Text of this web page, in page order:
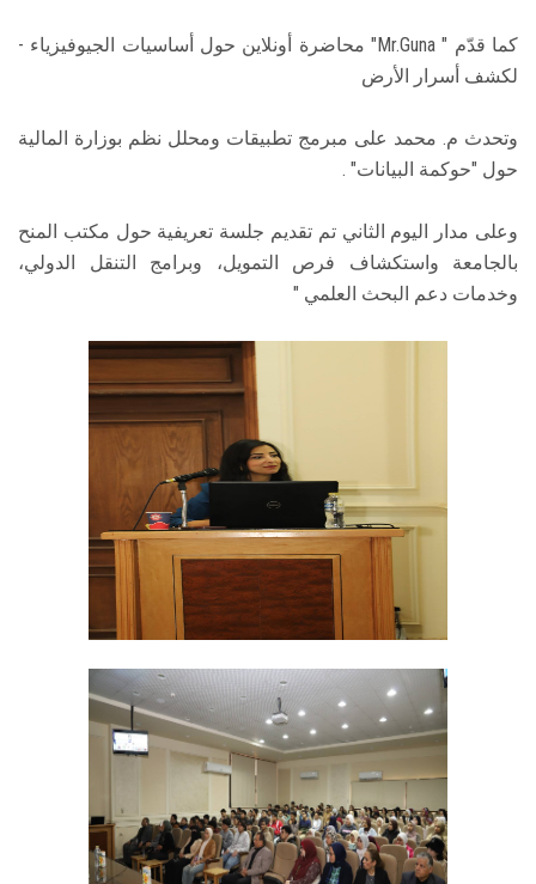
كما قدّم " Mr.Guna" محاضرة أونلاين حول أساسيات الجيوفيزياء -
لكشف أسرار الأرض
وتحدث م. محمد على مبرمج تطبيقات ومحلل نظم بوزارة المالية
حول "حوكمة البيانات" .
وعلى مدار اليوم الثاني تم تقديم جلسة تعريفية حول مكتب المنح
بالجامعة واستكشاف فرص التمويل، وبرامج التنقل الدولي،
وخدمات دعم البحث العلمي "